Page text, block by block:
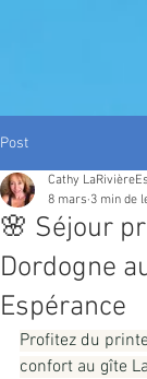
Post
🌸 Séjour
Dordogne
Espérance
Cathy
8 mars 3 min de
Profitez du
confort au gîte